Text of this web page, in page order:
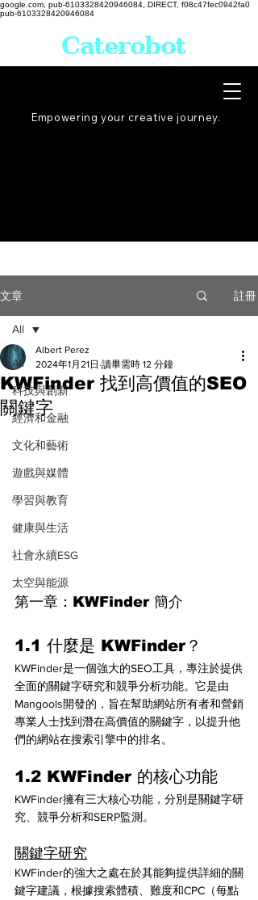
google.com, pub-6103328420946084, DIRECT, f08c47fec0942fa0
pub-6103328420946084
Empowering your creative journey.
Caterobot
文章 註冊
All
科技與創新
經濟和金融
文化和藝術
遊戲與媒體
學習與教育
健康與生活
社會永續ESG
太空與能源
All
KWFinder 找到高價值的SEO
關鍵字
Albert Perez
2024年1月21日 讀畢需時 12 分鐘
第一章：KWFinder 簡介
1.1 什麼是 KWFinder？
KWFinder是一個強大的SEO工具，專注於提供
全面的關鍵字研究和競爭分析功能。它是由
Mangools開發的，旨在幫助網站所有者和營銷
專業人士找到潛在高價值的關鍵字，以提升他
們的網站在搜索引擎中的排名。
1.2 KWFinder 的核心功能
KWFinder擁有三大核心功能，分別是關鍵字研
究、競爭分析和SERP監測。
關鍵字研究
KWFinder的強大之處在於其能夠提供詳細的關
鍵字建議，根據搜索體積、難度和CPC（每點